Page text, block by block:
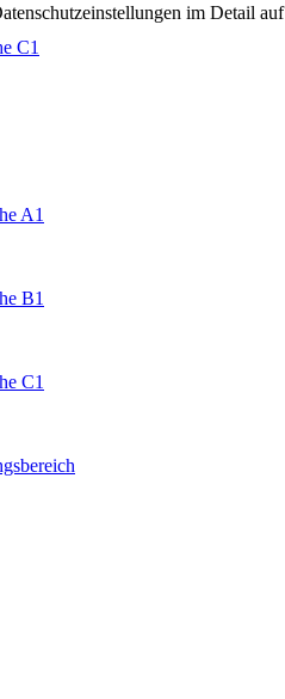
C1
A1
B1
C1
im Detail